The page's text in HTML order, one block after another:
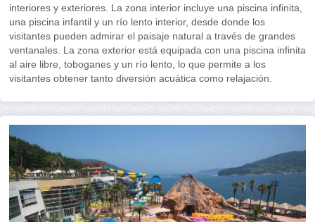
interiores y exteriores. La zona interior incluye una piscina infinita,
una piscina infantil y un río lento interior, desde donde los
visitantes pueden admirar el paisaje natural a través de grandes
ventanales. La zona exterior está equipada con una piscina infinita
al aire libre, toboganes y un río lento, lo que permite a los
visitantes obtener tanto diversión acuática como relajación.